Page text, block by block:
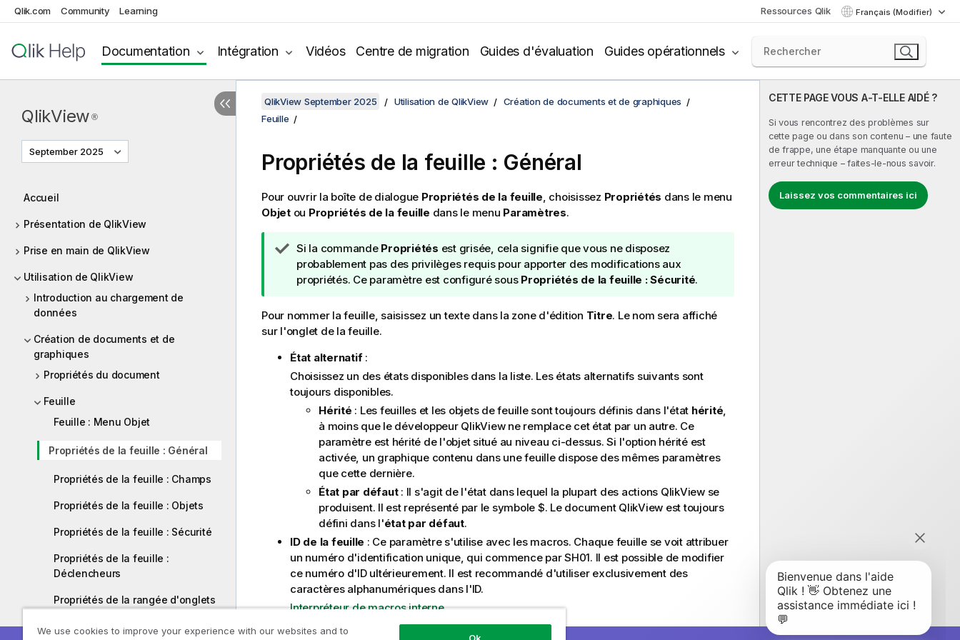
Qlik.com Community Learning Ressources Qlik Français (Modifier)
Documentation Intégration Vidéos Centre de migration Guides d'évaluation Guides opérationnels
QlikView ®
September 2025
Accueil
Présentation de QlikView
Prise en main de QlikView
Utilisation de QlikView
Introduction au chargement de
données
Création de documents et de
graphiques
Propriétés du document
Feuille
Feuille : Menu Objet
Propriétés de la feuille : Général
Propriétés de la feuille : Champs
Propriétés de la feuille : Objets
Propriétés de la feuille : Sécurité
Propriétés de la feuille :
Déclencheurs
Propriétés de la rangée d'onglets
Assistant Graphique instantané
CETTE PAGE VOUS A-T-ELLE AIDÉ ?
Si vous rencontrez des problèmes sur
cette page ou dans son contenu – une faute
de frappe, une étape manquante ou une
erreur technique – faites-le-nous savoir.
Laissez vos commentaires ici
QlikView September 2025 Utilisation de QlikView
Création de documents et de graphiques
Feuille
Propriétés de la feuille : Général
Pour ouvrir la boîte de dialogue Propriétés de la feuille, choisissez Propriétés dans le menu
Objetou Propriétés de la feuille dans le menu Paramètres.
N
o
t
C
o
s
e
i
Si la commande Propriétés est grisée, cela signifie que vous ne disposez
probablement pas des privilèges requis pour apporter des modifications aux
propriétés. Ce paramètre est configuré sous Propriétés de la feuille : Sécurité.
Pour nommer la feuille, saisissez un texte dans la zone d'édition Titre. Le nom sera affiché
sur l'onglet de la feuille.
État alternatif:
Choisissez un des états disponibles dans la liste. Les états alternatifs suivants sont
toujours disponibles.
Hérité : Les feuilles et les objets de feuille sont toujours définis dans l'état hérité,
à moins que le développeur QlikView ne remplace cet état par un autre. Ce
paramètre est hérité de l'objet situé au niveau ci-dessus. Si l'option hérité est
activée, un graphique contenu dans une feuille dispose des mêmes paramètres
que cette dernière.
État par défaut: Il s'agit de l'état dans lequel la plupart des actions QlikView se
produisent. Il est représenté par le symbole $. Le document QlikView est toujours
défini dans l'état par défaut.
ID de la feuille : Ce paramètre s'utilise avec les macros. Chaque feuille se voit attribuer
un numéro d'identification unique, qui commence par SH01. Il est possible de modifier
ce numéro d'ID ultérieurement. Il est recommandé d'utiliser exclusivement des
caractères alphanumériques dans l'ID.
Interpréteur de macros interne
Dans le groupeAfficher la feuille , il est possible de spécifier une condition pour l'affichage
We use cookies to improve your experience with our websites and to